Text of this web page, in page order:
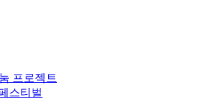
프로젝트
스티벌